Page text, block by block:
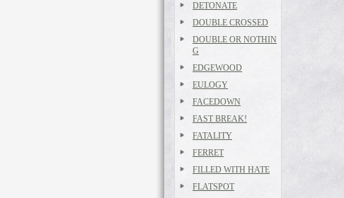
DETONATE
DOUBLE CROSSED
DOUBLE OR NOTHIN
G
EDGEWOOD
EULOGY
FACEDOWN
FAST BREAK!
FATALITY
FERRET
FILLED WITH HATE
FLATSPOT